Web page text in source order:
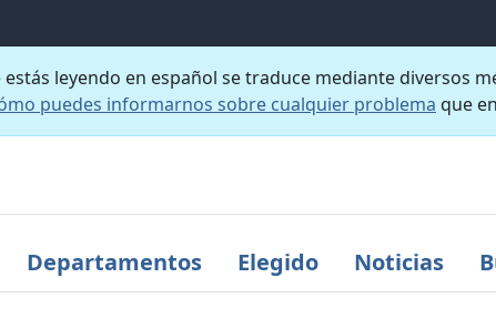
leyendo en español se traduce mediante diversos
puedes informarnos sobre cualquier problema que
Departamentos Elegido Noticias